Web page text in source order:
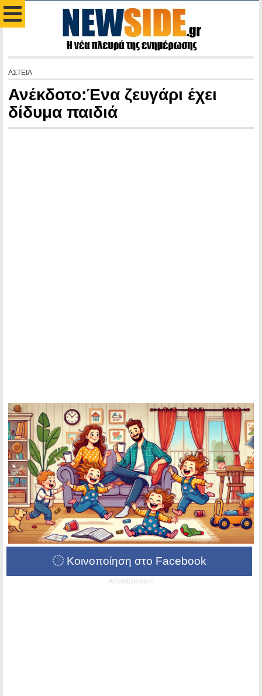
ΑΣΤΕΙΑ
Ανέκδοτο:Ένα ζευγάρι έχει
δίδυμα παιδιά
Κοινοποίηση στο Facebook
Advertisement